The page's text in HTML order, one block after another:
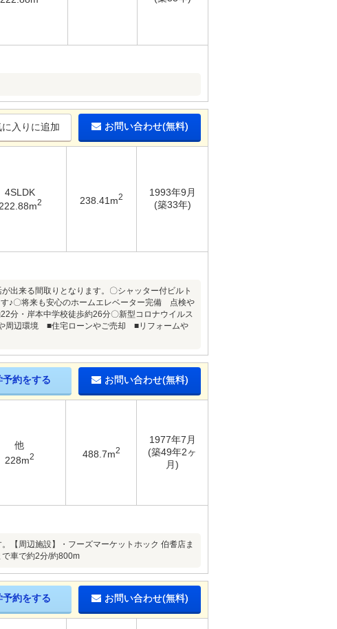
に入りに追加 お問い合わせ(無料)
4SLDK
222.88m2 238.41m2
1993年9月
(築33年)
出来る間取りとなります。〇シャッター付ビルト
♪〇将来も安心のホームエレベーター完備 点検や
分・岸本中学校徒歩約26分〇新型コロナウイルス
周辺環境 ■住宅ローンやご売却 ■リフォームや
予約をする お問い合わせ(無料)
他
228m2 488.7m2
1977年7月
(築49年2ヶ
月)
【周辺施設】・フーズマーケットホック 伯耆店ま
車で約2分/約800m
予約をする お問い合わせ(無料)